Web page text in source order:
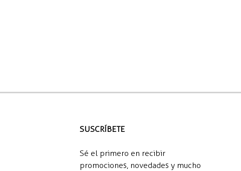
SUSCRÍBETE
Sé el primero en recibir
promociones, novedades y mucho